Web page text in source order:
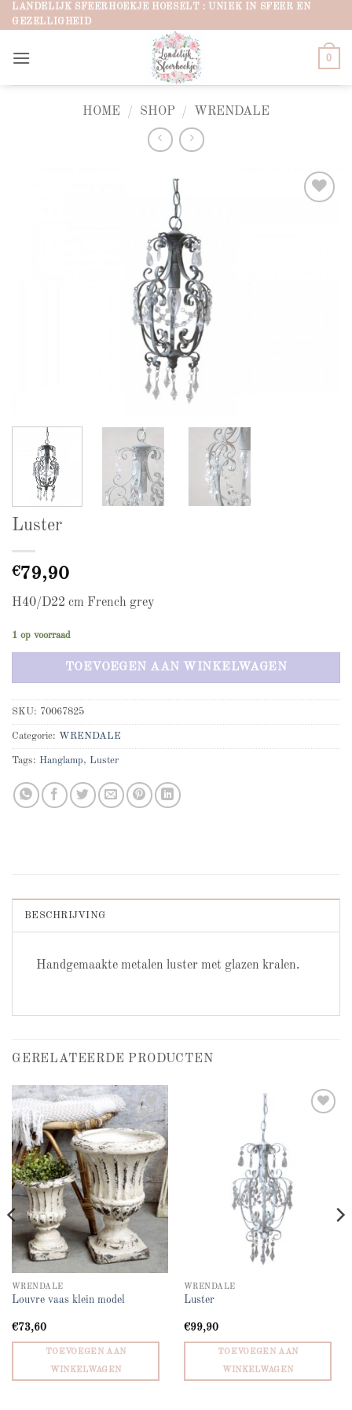
Ga
naar
LANDELIJK SFEERHOEKJE HOESELT : UNIEK IN SFEER EN
GEZELLIGHEID
0
HOME / SHOP / WRENDALE
Luster
€79,90
H40/D22 cm French grey
1 op voorraad
TOEVOEGEN AAN WINKELWAGEN
SKU: 70067825
Categorie: WRENDALE
Tags: Hanglamp, Luster
BESCHRIJVING
Handgemaakte metalen luster met glazen kralen.
GERELATEERDE PRODUCTEN
Add to
wishlist
WRENDALE
Louvre vaas klein model
€73,60
TOEVOEGEN AAN
WINKELWAGEN
WRENDALE
Luster
€99,90
TOEVOEGEN AAN
WINKELWAGEN